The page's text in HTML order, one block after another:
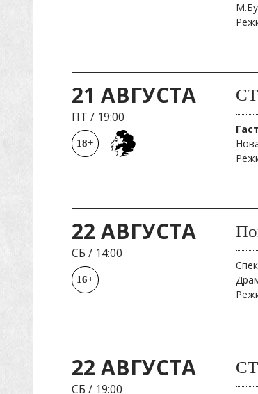
21 АВГУСТА
ПТ / 19:00
18+
22 АВГУСТА
СБ / 14:00
16+
22 АВГУСТА
СБ / 19:00